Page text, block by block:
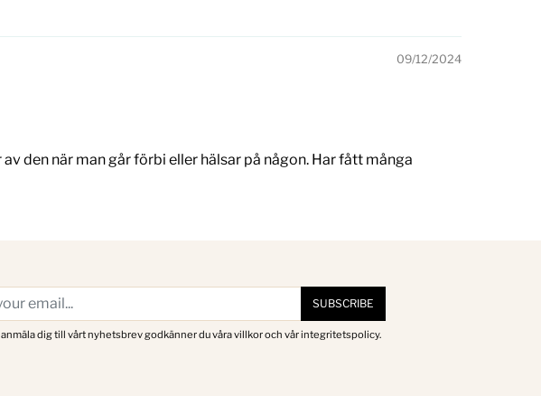
09/12/2024
den när man går förbi eller hälsar på någon. Har fått många
SUBSCRIBE
dig till vårt nyhetsbrev godkänner du våra villkor och vår integritetspolicy.